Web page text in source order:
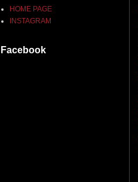
HOME PAGE
INSTAGRAM
Facebook